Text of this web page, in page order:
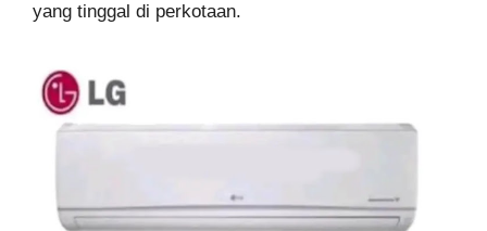
yang tinggal di perkotaan.